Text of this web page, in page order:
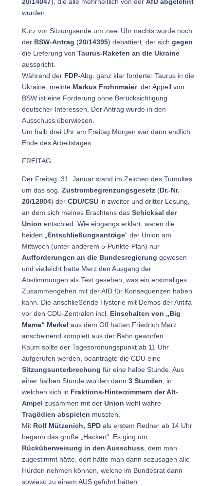
wurden.
Kurz vor Sitzungsende um zwei Uhr nachts wurde noch
der BSW-Antrag (20/14395) debattiert, der sich gegen
die Lieferung von Taurus-Raketen an die Ukraine
ausspricht.
Während der FDP-Abg. ganz klar forderte: Taurus in die
Ukraine, meinte Markus Frohnmaier: der Appell von
BSW ist eine Forderung ohne Berücksichtigung
deutscher Interessen. Der Antrag wurde in den
Ausschuss überwiesen.
Um halb drei Uhr am Freitag Morgen war dann endlich
Ende des Arbeitstages.
FREITAG
Der Freitag, 31. Januar stand im Zeichen des Tumultes
um das sog. Zustrombegrenzungsgesetz(Dr.-Nr.
20/12804) derCDU/CSUin zweiter und dritter Lesung,
an dem sich meines Erachtens das Schicksal der
Union entschied. Wie eingangs erklärt, waren die
beiden „ Entschließungsanträge“ der Union am
Mittwoch (unter anderem 5-Punkte-Plan) nur
Aufforderungen an die Bundesregierung gewesen
und vielleicht hatte Merz den Ausgang der
Abstimmungen als Test gesehen, was ein erstmaliges
Zusammengehen mit der AfD für Konsequenzen haben
kann. Die anschließende Hysterie mit Demos der Antifa
vor den CDU-Zentralen incl. Einschalten von „Big
Mama“ Merkel aus dem Off hatten Friedrich Merz
anscheinend komplett aus der Bahn geworfen.
Kaum sollte der Tagesordnungspunkt ab 11 Uhr
aufgerufen werden, beantragte die CDU eine
Sitzungsunterbrechung für eine halbe Stunde. Aus
einer halben Stunde wurden dann 3 Stunden , in
welchen sich in Fraktions-Hinterzimmern der Alt-
Ampel zusammen mit derUnion wohl wahre
Tragödien abspielen mussten.
Mit Rolf Mützenich, SPD als erstem Redner ab 14 Uhr
begann das große „Hacken“. Es ging um
Rücküberweisung in den Ausschuss , dem man
zugestimmt hätte, dort hätte man dann sozusagen alle
Hürden nehmen können, welche im Bundesrat dann
sowieso zu einem AUS geführt hätten.